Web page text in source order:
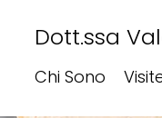
Dott.ssa
Chi Sono